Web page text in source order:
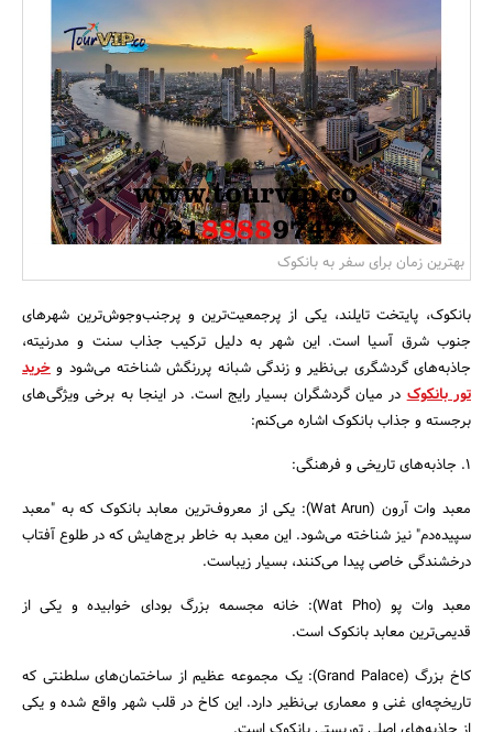
بانک، بیمه و سرمایه
مسکن و ساختمان
بهترین زمان برای سفر به بانکوک
بانکوک، پایتخت تایلند، یکی از پرجمعیت‌ترین و پرجنب‌وجوش‌ترین شهرهای
جنوب شرق آسیا است. این شهر به دلیل ترکیب جذاب سنت و مدرنیته،
جاذبه‌های گردشگری بی‌نظیر و زندگی شبانه پررنگش شناخته می‌شود و خرید
تور بانکوکدر میان گردشگران بسیار رایج است. در اینجا به برخی ویژگی‌های
برجسته و جذاب بانکوک اشاره می‌کنم:
1. جاذبه‌های تاریخی و فرهنگی:
معبد وات آرون (Wat Arun): یکی از معروف‌ترین معابد بانکوک که به "معبد
سپیده‌دم" نیز شناخته می‌شود. این معبد به خاطر برج‌هایش که در طلوع آفتاب
درخشندگی خاصی پیدا می‌کنند، بسیار زیباست.
معبد وات پو (Wat Pho): خانه مجسمه بزرگ بودای خوابیده و یکی از
قدیمی‌ترین معابد بانکوک است.
کاخ بزرگ (Grand Palace): یک مجموعه عظیم از ساختمان‌های سلطنتی که
تاریخچه‌ای غنی و معماری بی‌نظیر دارد. این کاخ در قلب شهر واقع شده و یکی